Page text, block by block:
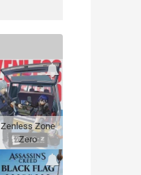
Zenless Zone
Zero